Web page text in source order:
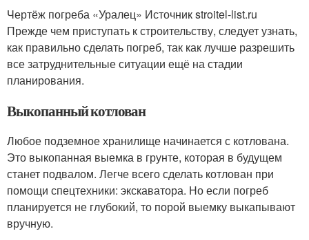
Чертёж погреба «Уралец» Источник stroitel-list.ru
Прежде чем приступать к строительству, следует узнать,
как правильно сделать погреб, так как лучше разрешить
все затруднительные ситуации ещё на стадии
планирования.
Выкопанный котлован
Любое подземное хранилище начинается с котлована.
Это выкопанная выемка в грунте, которая в будущем
станет подвалом. Легче всего сделать котлован при
помощи спецтехники: экскаватора. Но если погреб
планируется не глубокий, то порой выемку выкапывают
вручную.